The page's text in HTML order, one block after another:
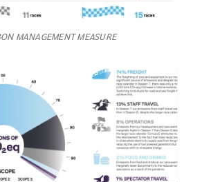
MANAGEMENT MEASURE